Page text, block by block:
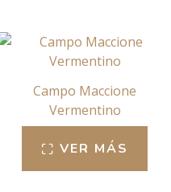
Campo Maccione
Vermentino
VER MÁS